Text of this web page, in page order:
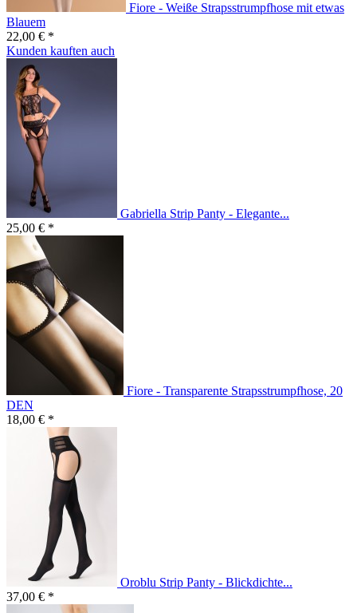
Fiore - Weiße Strapsstrumpfhose mit etwas
Blauem
22,00 € *
Kunden kauften auch
Gabriella Strip Panty - Elegante...
25,00 € *
Fiore - Transparente Strapsstrumpfhose, 20
DEN
18,00 € *
Oroblu Strip Panty - Blickdichte...
37,00 € *